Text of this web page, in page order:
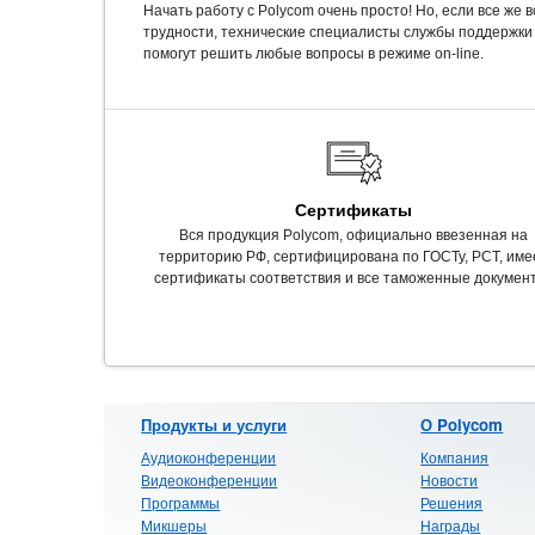
Начать работу с Polycom очень просто! Но, если все же
трудности, технические специалисты службы поддержки
помогут решить любые вопросы в режиме on-line.
Сертификаты
Вся продукция Polycom, официально ввезенная на
территорию РФ, сертифицирована по ГОСТу, РСТ,
сертификаты соответствия и все таможенные
Продукты и услуги
Аудиоконференции
Видеоконференции
Программы
Микшеры
О Polycom
Компания
Новости
Решения
Награды